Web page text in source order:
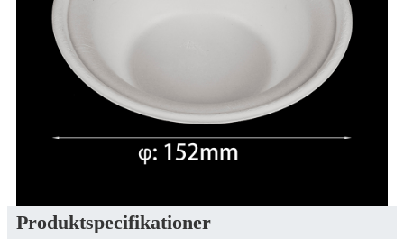
Produktspecifikationer